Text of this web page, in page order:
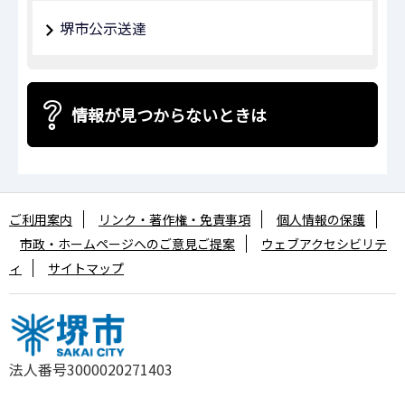
堺市公示送達
情報が見つからないときは
法人番号3000020271403
ご利用案内 リンク・著作権・免責事項
個人情報の保護
市政・ホームページへのご意見ご提案
ウェブアクセシビリテ
ィ
サイトマップ